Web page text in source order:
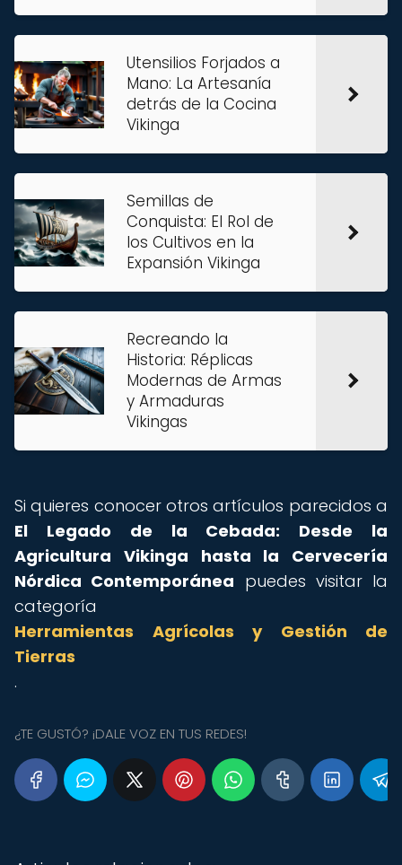
Utensilios Forjados a
Mano: La Artesanía
detrás de la Cocina
Vikinga
Semillas de
Conquista: El Rol de
los Cultivos en la
Expansión Vikinga
Recreando la
Historia: Réplicas
Modernas de Armas
y Armaduras
Vikingas
Si quieres conocer otros artículos parecidos a
El Legado de la Cebada: Desde la
Agricultura Vikinga hasta la Cervecería
Nórdica Contemporánea puedes visitar la
categoría
Herramientas Agrícolas y Gestión de
Tierras
.
¿TE GUSTÓ? ¡DALE VOZ EN TUS REDES!